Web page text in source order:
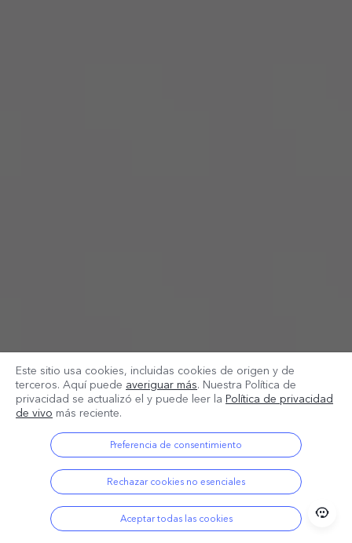
Este sitio usa cookies, incluidas cookies de origen y de
terceros. Aquí puede averiguar más. Nuestra Política de
privacidad se actualizó el y puede leer la Política de privacidad
de vivo más reciente.
Preferencia de consentimiento
Rechazar cookies no esenciales
Aceptar todas las cookies